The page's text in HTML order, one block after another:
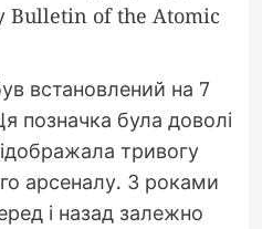
Bulletin of the Atomic
встановлений на 7
позначка була доволі
тривогу
арсеналу. З роками
і назад залежно